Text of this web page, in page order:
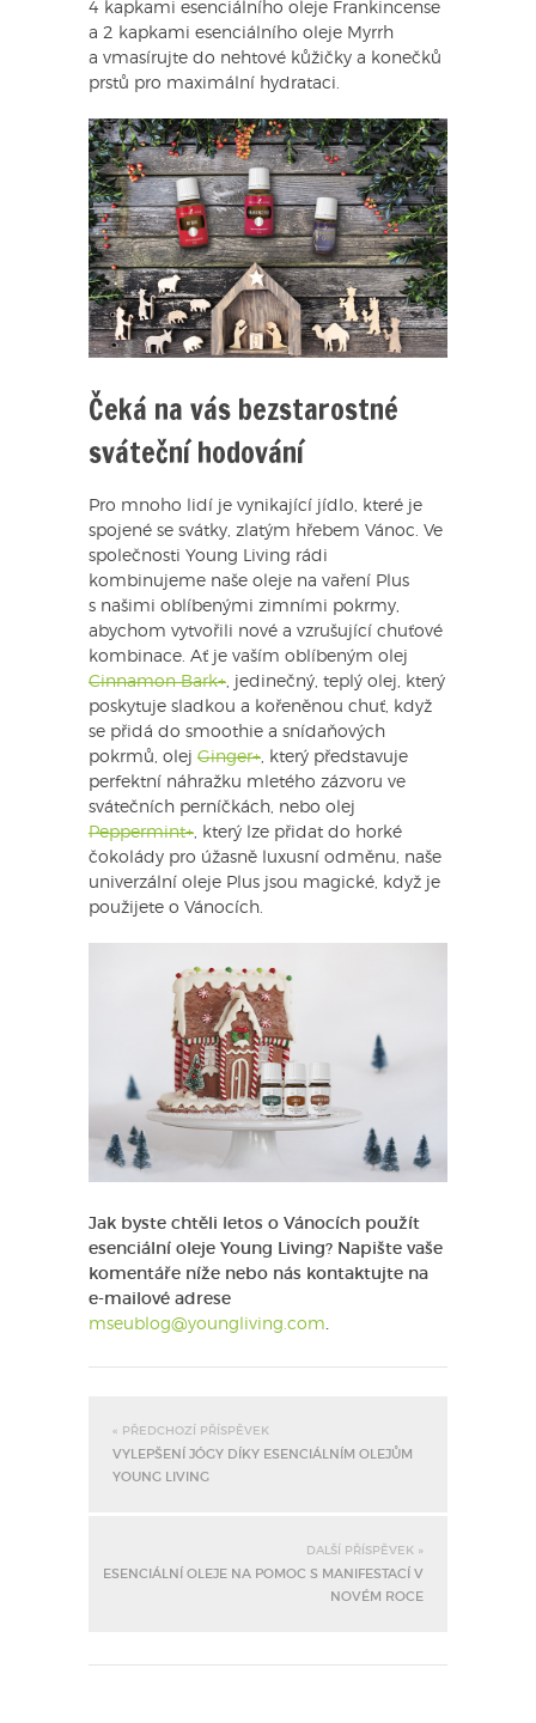
4 kapkami esenciálního oleje Frankincense
a 2 kapkami esenciálního oleje Myrrh
a vmasírujte do nehtové kůžičky a konečků
prstů pro maximální hydrataci.
Čeká na vás bezstarostné
sváteční hodování
Pro mnoho lidí je vynikající jídlo, které je
spojené se svátky, zlatým hřebem Vánoc. Ve
společnosti Young Living rádi
kombinujeme naše oleje na vaření Plus
s našimi oblíbenými zimními pokrmy,
abychom vytvořili nové a vzrušující chuťové
kombinace. Ať je vaším oblíbeným olej
Cinnamon Bark+, jedinečný, teplý olej, který
poskytuje sladkou a kořeněnou chuť, když
se přidá do smoothie a snídaňových
pokrmů, olej Ginger+, který představuje
perfektní náhražku mletého zázvoru ve
svátečních perníčkách, nebo olej
Peppermint+, který lze přidat do horké
čokolády pro úžasně luxusní odměnu, naše
univerzální oleje Plus jsou magické, když je
použijete o Vánocích.
Jak byste chtěli letos o Vánocích použít
esenciální oleje Young Living? Napište vaše
komentáře níže nebo nás kontaktujte na
e-mailové adrese
mseublog@youngliving.com.
« PŘEDCHOZÍ PŘÍSPĚVEK
VYLEPŠENÍ JÓGY DÍKY ESENCIÁLNÍM OLEJŮM
YOUNG LIVING
DALŠÍ PŘÍSPĚVEK »
ESENCIÁLNÍ OLEJE NA POMOC S MANIFESTACÍ V
NOVÉM ROCE